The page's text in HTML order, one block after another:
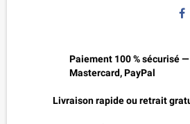
Paiement 100 % sécurisé —
Mastercard, PayPal
Livraison rapide ou retrait